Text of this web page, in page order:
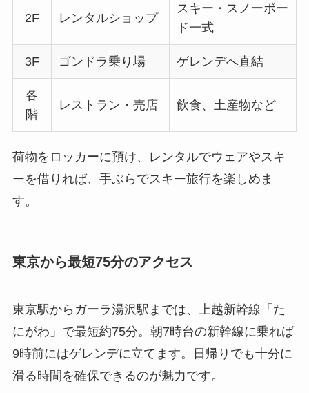
2F レンタルショップ
スキー・スノーボー
ド一式
3F ゴンドラ乗り場 ゲレンデへ直結
各
階
レストラン・売店 飲食、土産物など
荷物をロッカーに預け、レンタルでウェアやスキ
ーを借りれば、手ぶらでスキー旅行を楽しめま
す。
東京から最短75分のアクセス
東京駅からガーラ湯沢駅までは、上越新幹線「た
にがわ」で最短約75分。朝7時台の新幹線に乗れば
9時前にはゲレンデに立てます。日帰りでも十分に
滑る時間を確保できるのが魅力です。